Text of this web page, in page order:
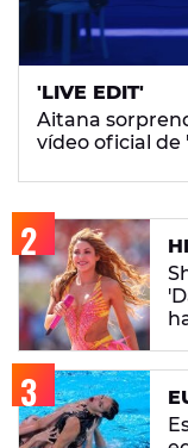
'LIVE EDIT'
Aitana
vídeo oficial de